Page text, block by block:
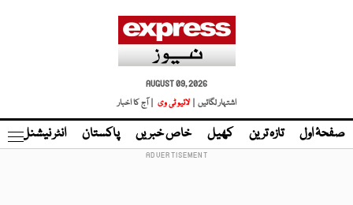
AUGUST 09, 2026
اشتہار لگائیں |
لائیو ٹی وی | آج کا اخبار
صفحۂ اول تازہ ترین کھیل خاص خبریں پاکستان انٹر نیشنل